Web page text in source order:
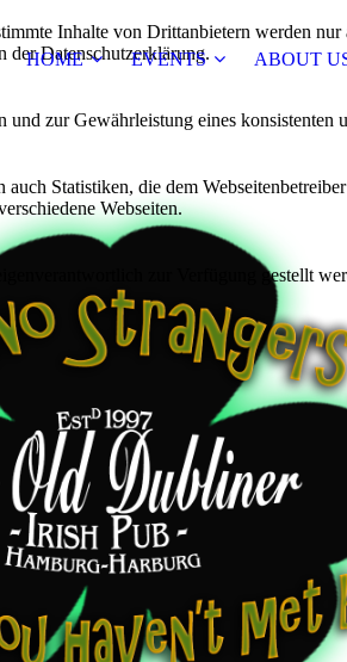
HOME EVENTS ABOUT
Inhalte von Drittanbietern werden
der Datenschutzerklärung.
zur Gewährleistung eines konsistenten
Statistiken, die dem
Webseiten.
zur Verfügung gestellt